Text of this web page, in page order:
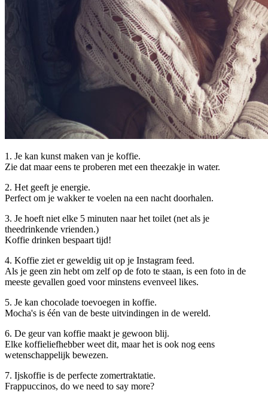
1. Je kan kunst maken van je koffie.
Zie dat maar eens te proberen met een theezakje in water.
2. Het geeft je energie.
Perfect om je wakker te voelen na een nacht doorhalen.
3. Je hoeft niet elke 5 minuten naar het toilet (net als je
theedrinkende vrienden.)
Koffie drinken bespaart tijd!
4. Koffie ziet er geweldig uit op je Instagram feed.
Als je geen zin hebt om zelf op de foto te staan, is een foto in de
meeste gevallen goed voor minstens evenveel likes.
5. Je kan chocolade toevoegen in koffie.
Mocha's is één van de beste uitvindingen in de wereld.
6. De geur van koffie maakt je gewoon blij.
Elke koffieliefhebber weet dit, maar het is ook nog eens
wetenschappelijk bewezen.
7. Ijskoffie is de perfecte zomertraktatie.
Frappuccinos, do we need to say more?